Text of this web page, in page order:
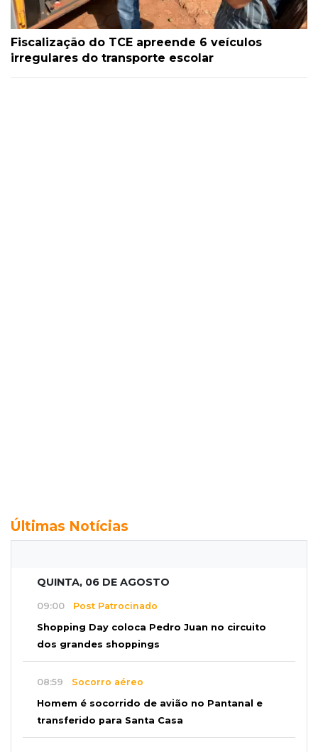
Fiscalização do TCE apreende 6 veículos
irregulares do transporte escolar
Últimas Notícias
QUINTA, 06 DE AGOSTO
09:00 Post Patrocinado
Shopping Day coloca Pedro Juan no circuito
dos grandes shoppings
08:59 Socorro aéreo
Homem é socorrido de avião no Pantanal e
transferido para Santa Casa